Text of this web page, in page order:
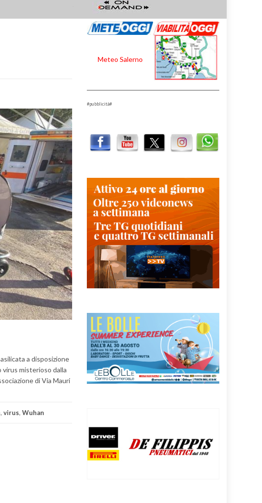
a disposizione
misterioso dalla
di Via Mauri
, virus, Wuhan
Meteo Salerno
#pubblicità#